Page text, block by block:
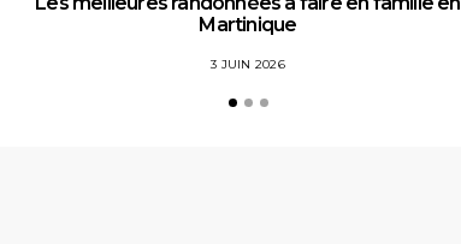
Martinique
3 JUIN 2026